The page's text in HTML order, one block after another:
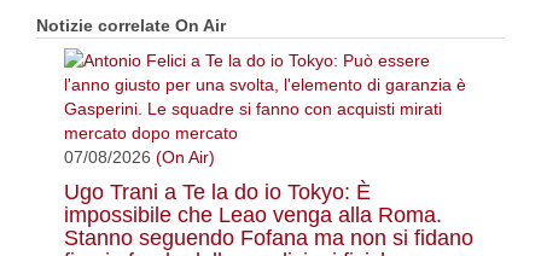
Notizie correlate On Air
07/08/2026 (On Air)
Ugo Trani a Te la do io Tokyo: È
impossibile che Leao venga alla Roma.
Stanno seguendo Fofana ma non si fidano